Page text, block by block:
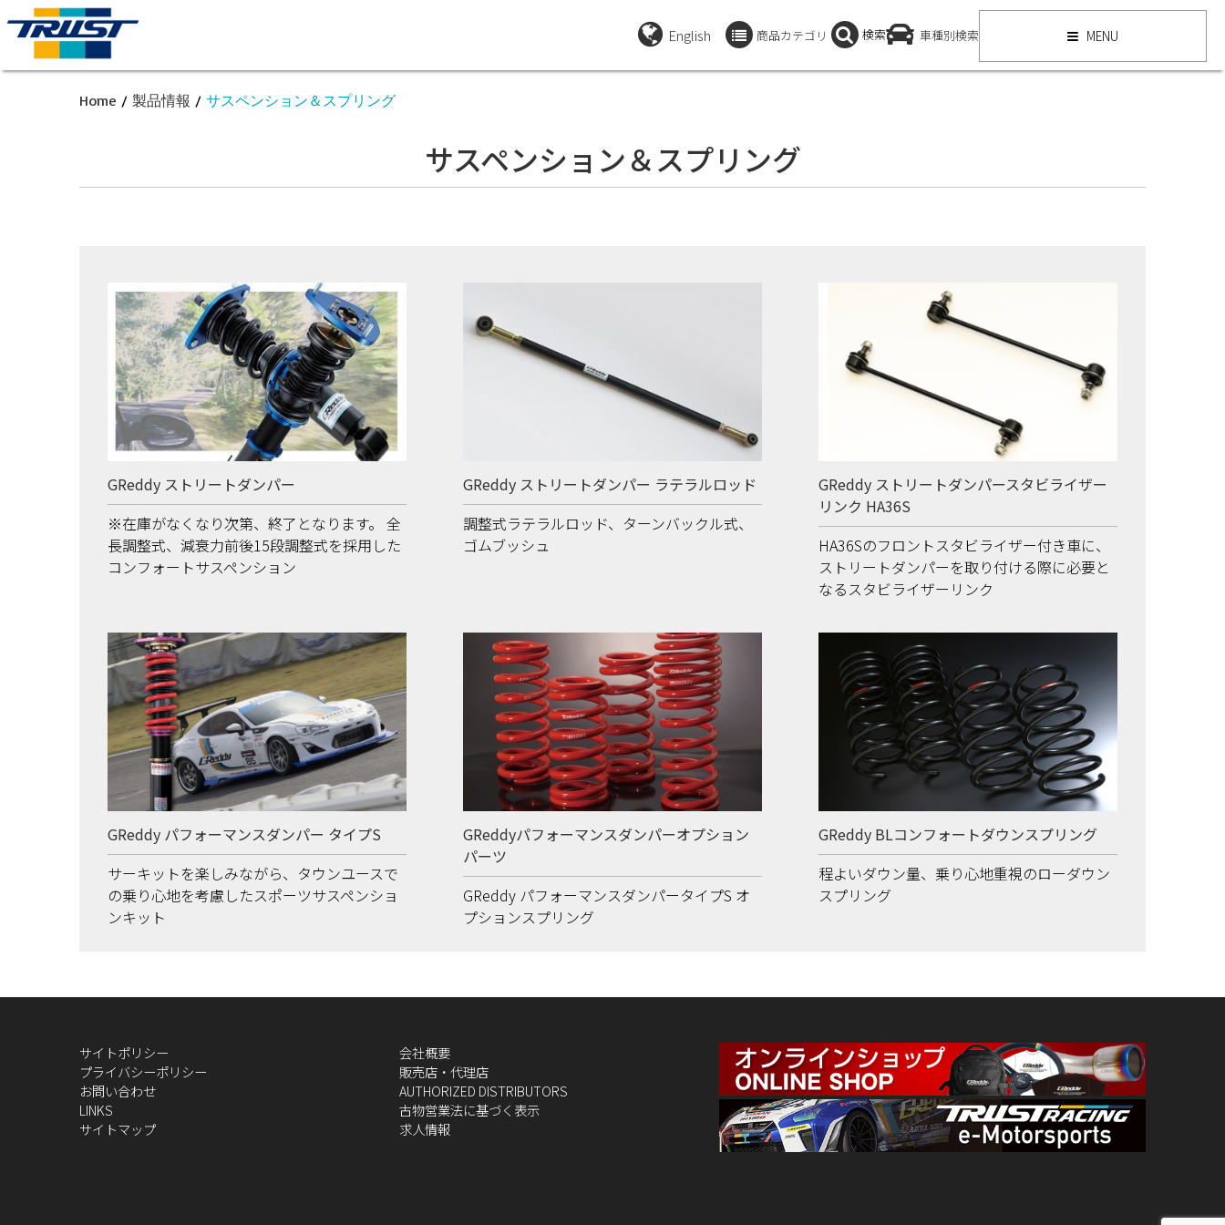
English 商品カテゴリ 検索 車種別検索 MENU
Home / 製品情報 / サスペンション＆スプリング
サスペンション＆スプリング
GReddy ストリートダンパー
※在庫がなくなり次第、終了となります。 全
長調整式、減衰力前後15段調整式を採用した
コンフォートサスペンション
GReddy ストリートダンパー ラテラルロッド
調整式ラテラルロッド、ターンバックル式、
ゴムブッシュ
GReddy ストリートダンパースタビライザー
リンク HA36S
HA36Sのフロントスタビライザー付き車に、
ストリートダンパーを取り付ける際に必要と
なるスタビライザーリンク
GReddy パフォーマンスダンパー タイプS
サーキットを楽しみながら、タウンユースで
の乗り心地を考慮したスポーツサスペンショ
ンキット
GReddyパフォーマンスダンパーオプション
パーツ
GReddy パフォーマンスダンパータイプS オ
プションスプリング
GReddy BLコンフォートダウンスプリング
程よいダウン量、乗り心地重視のローダウン
スプリング
会社概要
販売店・代理店
AUTHORIZED DISTRIBUTORS
古物営業法に基づく表示
求人情報
サイトポリシー
プライバシーポリシー
お問い合わせ
LINKS
サイトマップ